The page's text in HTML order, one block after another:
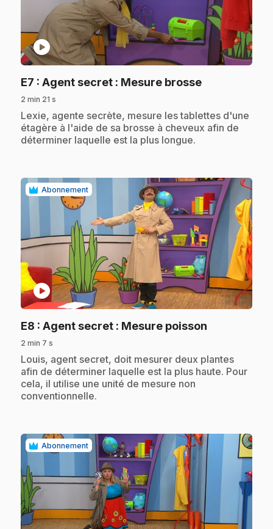
play_circle
E7 : Agent secret : Mesure brosse.
2 min 21 s
.Lexie, agente secrète, mesure les tablettes d'une
étagère à l'aide de sa brosse à cheveux afin de
déterminer laquelle est la plus longue.
Abonnement
play_circle
E8 : Agent secret : Mesure poisson
2 min 7 s
.Louis, agent secret, doit mesurer deux plantes
afin de déterminer laquelle est la plus haute. Pour
cela, il utilise une unité de mesure non
conventionnelle.
Abonnement